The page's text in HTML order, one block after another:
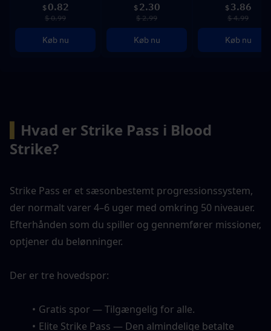
$ 0.82
$ 0.99
Køb nu
$ 2.30
$ 2.99
Køb nu
$ 3.86
$ 4.99
Køb nu
Hvad er Strike Pass i Blood
Strike?
Strike Pass er et sæsonbestemt progressionssystem,
der normalt varer 4–6 uger med omkring 50 niveauer.
Efterhånden som du spiller og gennemfører missioner,
optjener du belønninger.
Der er tre hovedspor:
Gratis spor — Tilgængelig for alle.
Elite Strike Pass — Den almindelige betalte